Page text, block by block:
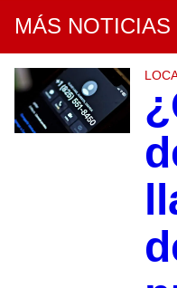
MÁS NOTICIAS